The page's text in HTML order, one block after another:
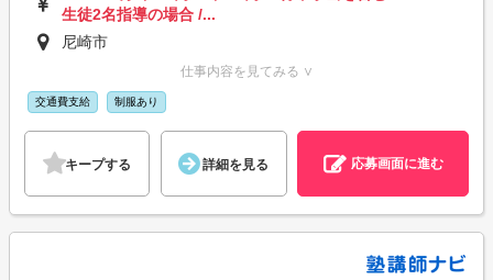
生徒2名指導の場合 /...
尼崎市
仕事内容を見てみる ∨
交通費支給 制服あり
キープする 詳細を見る 応募画面に進む